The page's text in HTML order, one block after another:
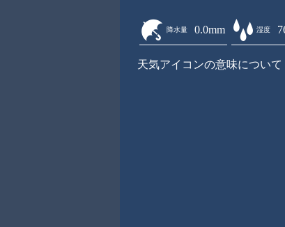
降水量 0.0mm 湿度
天気アイコンの意味について